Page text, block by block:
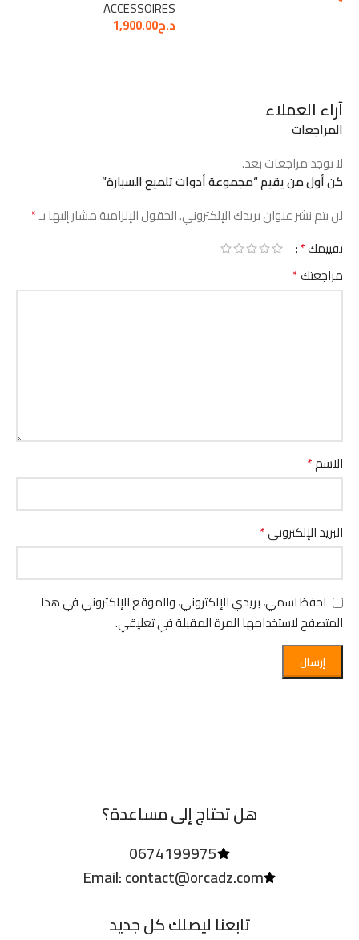
ACCESSOIRES
د.ج1,900.00
آراء العملاء
المراجعات
لا توجد مراجعات بعد.
كن أول من يقيم “مجموعة أدوات تلميع السيارة”
لن يتم نشر عنوان بريدك الإلكتروني.الحقول الإلزامية مشار إليها بـ*
تقييمك*
مراجعتك*
الاسم*
البريد الإلكتروني*
احفظ اسمي، بريدي الإلكتروني، والموقع الإلكتروني في هذا
المتصفح لاستخدامها المرة المقبلة في تعليقي.
هل تحتاج إلى مساعدة؟
0674199975
Email: contact@orcadz.com
تابعنا ليصلك كل جديد